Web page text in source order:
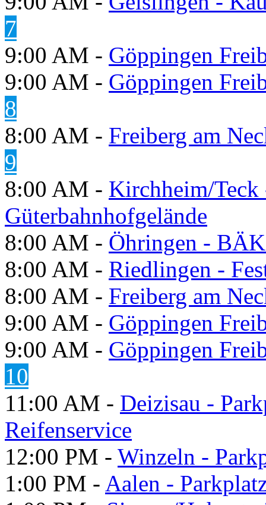
7
9:00 AM - Göppingen
9:00 AM - Göppingen
8
8:00 AM - Freiberg am
9
8:00 AM - Kirchheim/Teck
Güterbahnhofgelände
8:00 AM - Öhringen -
8:00 AM - Riedlingen -
8:00 AM - Freiberg am
9:00 AM - Göppingen
9:00 AM - Göppingen
10
11:00 AM - Deizisau -
Reifenservice
12:00 PM - Winzeln -
1:00 PM - Aalen -